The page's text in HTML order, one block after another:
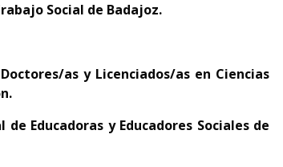
Social de Badajoz.
as y Licenciados/as en Ciencias
Educadoras y Educadores Sociales de